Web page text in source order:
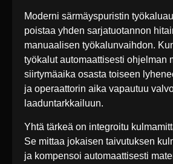
Moderni särmäyspuristin
poistaa yhden sarjatuotannon
manuaalisen työkalunvaihdon.
työkalut automaattisesti ohjelman
siirtymäaika osasta toiseen
ja operaattorin aika vapautuu
laaduntarkkailuun.
Yhtä tärkeä on integroitu
Se mittaa jokaisen taivutuksen
ja kompensoi automaattisesti